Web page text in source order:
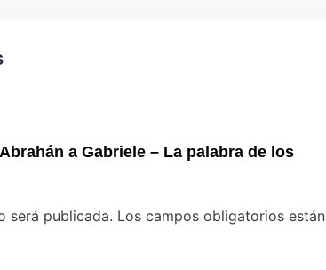
a Gabriele – La palabra de los
será publicada. Los campos obligatorios están